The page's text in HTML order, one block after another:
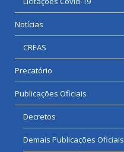
Notícias
CREAS
Precatório
Publicações Oficiais
Decretos
Demais Publicações Oficiais